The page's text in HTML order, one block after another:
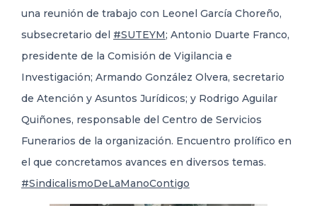
TRANSPARENCIA
una reunión de trabajo con Leonel García Choreño,
subsecretario del #SUTEYM; Antonio Duarte Franco,
presidente de la Comisión de Vigilancia e
Investigación; Armando González Olvera, secretario
de Atención y Asuntos Jurídicos; y Rodrigo Aguilar
Quiñones, responsable del Centro de Servicios
Funerarios de la organización. Encuentro prolífico en
el que concretamos avances en diversos temas.
#SindicalismoDeLaManoContigo